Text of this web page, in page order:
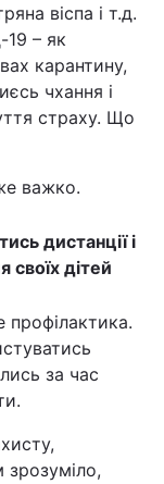
віспа і т.д.
19 – як
карантину,
чхання і
страху. Що
важко.
дистанції і
дітей
за час
зрозуміло,